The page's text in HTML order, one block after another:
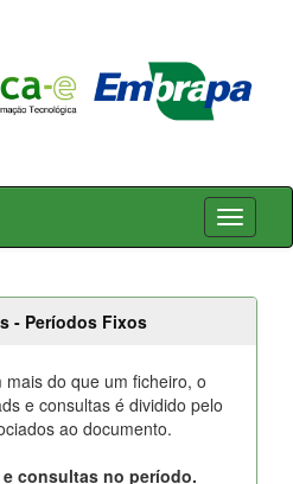
- Períodos Fixos
do que um ficheiro, o
e consultas é dividido pelo
ao documento.
consultas no período.